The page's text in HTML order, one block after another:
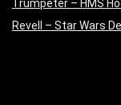
Trumpeter – HMS
Revell – Star Wars